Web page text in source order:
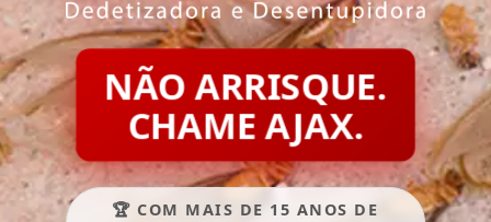
NÃO ARRISQUE.
CHAME AJAX.
🏆 COM MAIS DE 15 ANOS DE